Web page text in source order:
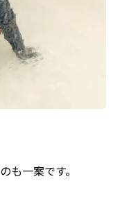
も一案です。